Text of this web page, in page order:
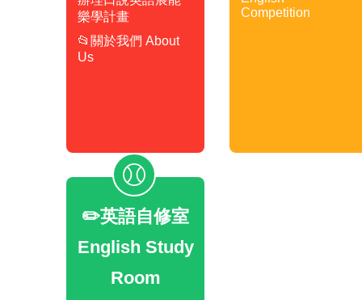
樂學計畫
📂關於我們 About
Us
Competition
✏️英語自修室
English Study
Room